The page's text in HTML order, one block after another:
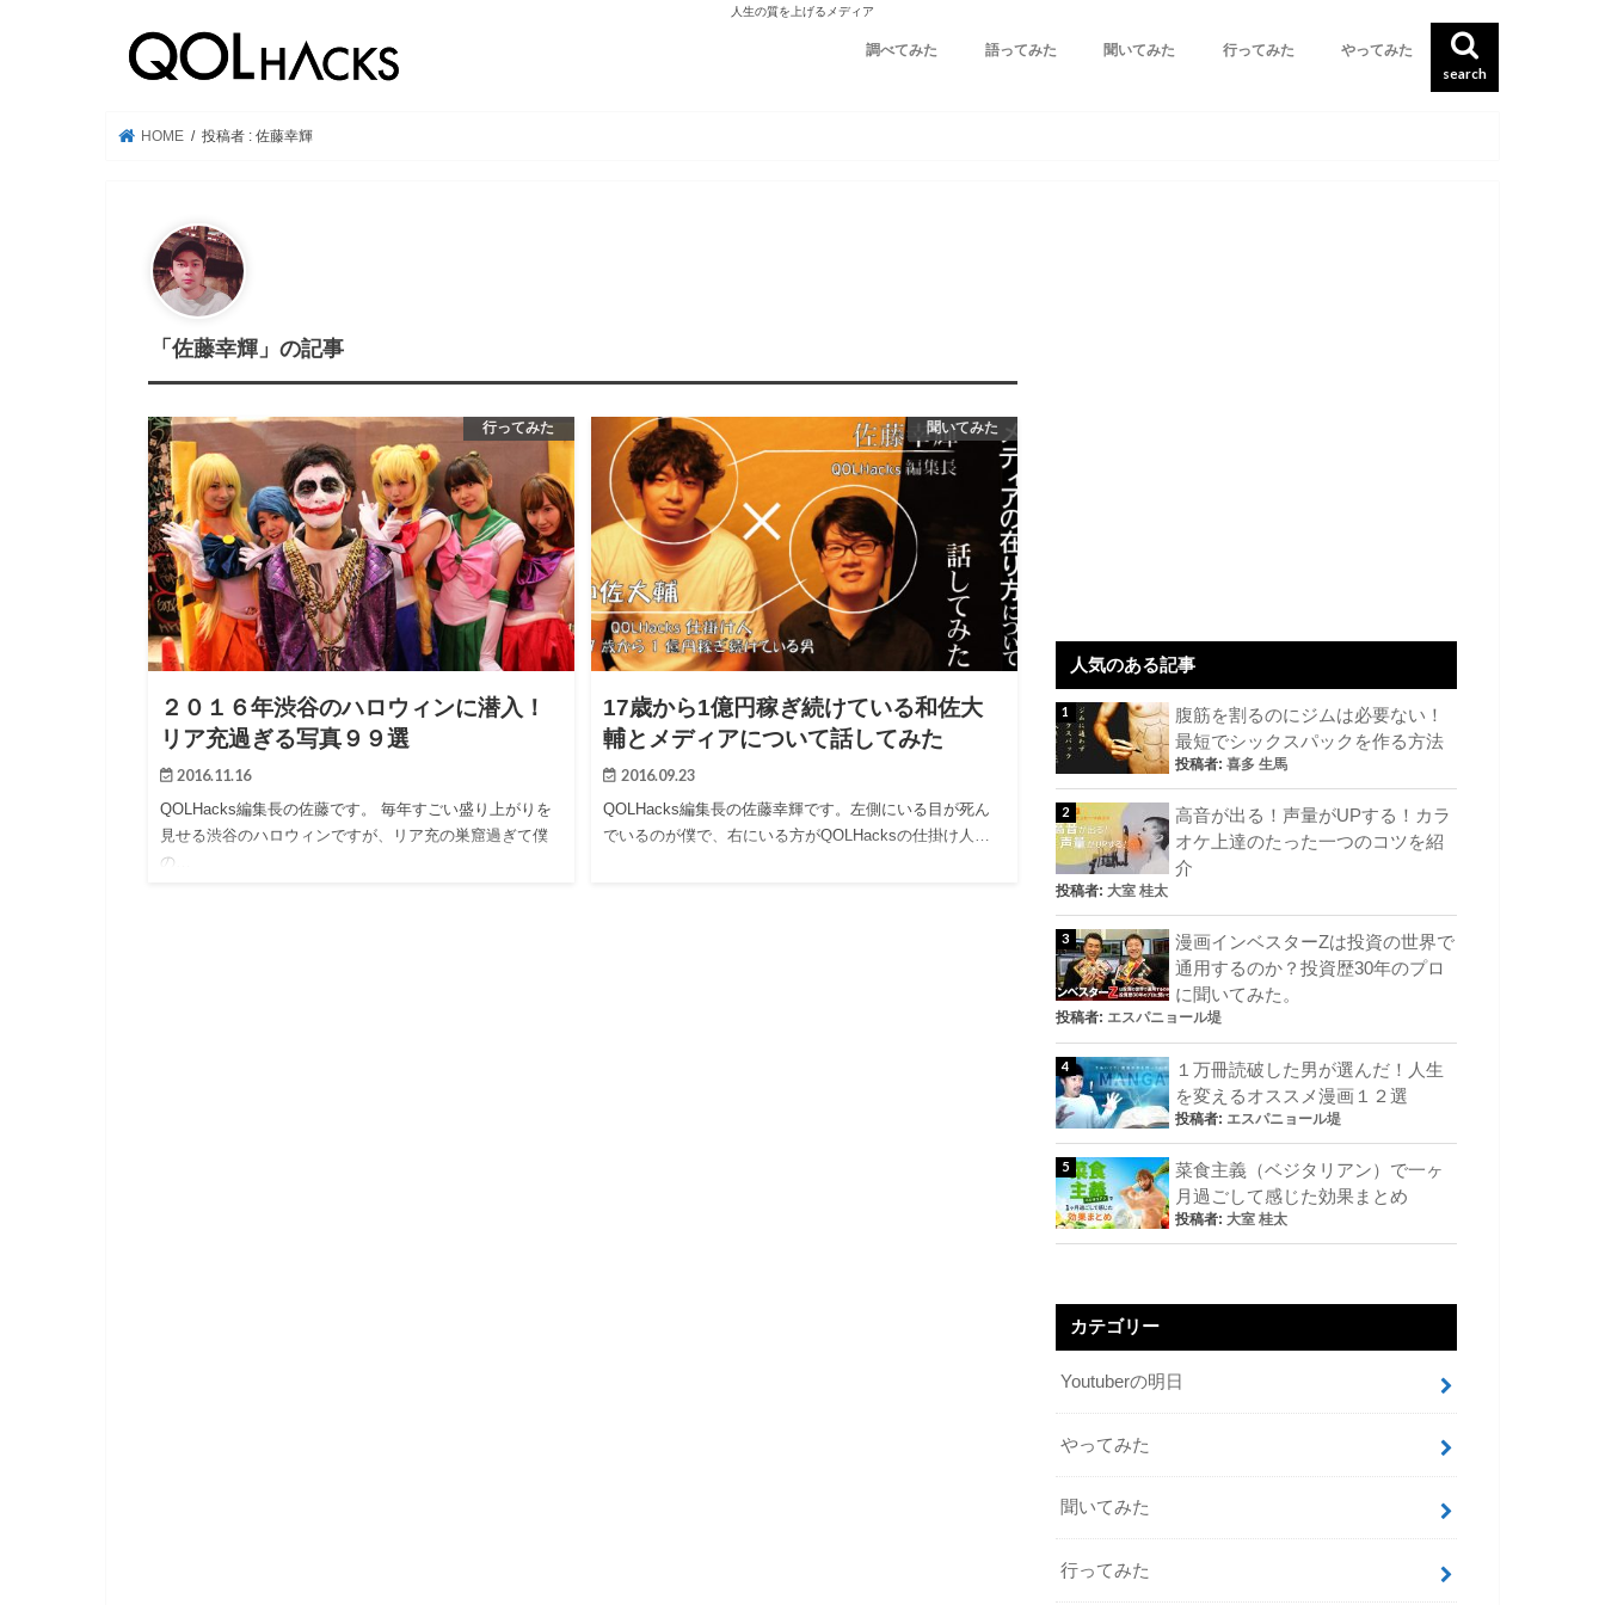
人生の質を上げるメディア
search
調べてみた 語ってみた 聞いてみた 行ってみた やってみた
HOME 投稿者 : 佐藤幸輝
「佐藤幸輝」の記事
行ってみた
２０１６年渋谷のハロウィンに潜入！
リア充過ぎる写真９９選
2016.11.16
QOLHacks編集長の佐藤です。 毎年すごい盛り上がりを
見せる渋谷のハロウィンですが、リア充の巣窟過ぎて僕
の…
聞いてみた
17歳から1億円稼ぎ続けている和佐大
輔とメディアについて話してみた
2016.09.23
QOLHacks編集長の佐藤幸輝です。左側にいる目が死ん
でいるのが僕で、右にいる方がQOLHacksの仕掛け人…
人気のある記事
腹筋を割るのにジムは必要ない！
最短でシックスパックを作る方法
投稿者: 喜多 生馬
高音が出る！声量がUPする！カラ
オケ上達のたった一つのコツを紹
介
投稿者: 大室 桂太
漫画インベスターZは投資の世界で
通用するのか？投資歴30年のプロ
に聞いてみた。
投稿者: エスパニョール堤
１万冊読破した男が選んだ！人生
を変えるオススメ漫画１２選
投稿者: エスパニョール堤
菜食主義（ベジタリアン）で一ヶ
月過ごして感じた効果まとめ
投稿者: 大室 桂太
カテゴリー
Youtuberの明日
やってみた
聞いてみた
行ってみた